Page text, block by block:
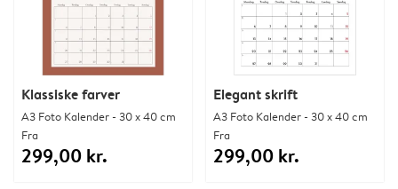
Klassiske farver
A3 Foto Kalender - 30 x 40 cm
Fra
299,00 kr.
Elegant skrift
A3 Foto Kalender - 30 x 40 cm
Fra
299,00 kr.